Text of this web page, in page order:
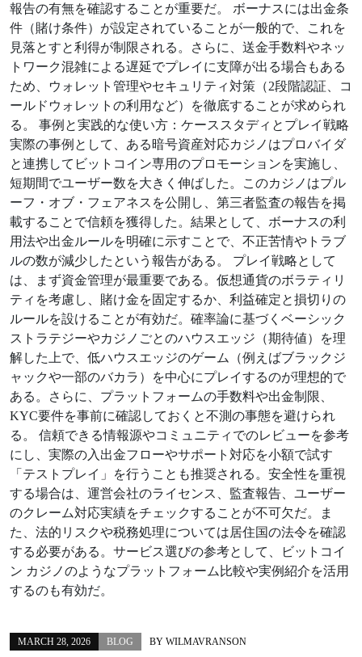
報告の有無を確認することが重要だ。 ボーナスには出金条
件（賭け条件）が設定されていることが一般的で、これを
見落とすと利得が制限される。さらに、送金手数料やネッ
トワーク混雑による遅延でプレイに支障が出る場合もある
ため、ウォレット管理やセキュリティ対策（2段階認証、コ
ールドウォレットの利用など）を徹底することが求められ
る。 事例と実践的な使い方：ケーススタディとプレイ戦略
実際の事例として、ある暗号資産対応カジノはプロバイダ
と連携してビットコイン専用のプロモーションを実施し、
短期間でユーザー数を大きく伸ばした。このカジノはプル
ーフ・オブ・フェアネスを公開し、第三者監査の報告を掲
載することで信頼を獲得した。結果として、ボーナスの利
用法や出金ルールを明確に示すことで、不正苦情やトラブ
ルの数が減少したという報告がある。 プレイ戦略として
は、まず資金管理が最重要である。仮想通貨のボラティリ
ティを考慮し、賭け金を固定するか、利益確定と損切りの
ルールを設けることが有効だ。確率論に基づくベーシック
ストラテジーやカジノごとのハウスエッジ（期待値）を理
解した上で、低ハウスエッジのゲーム（例えばブラックジ
ャックや一部のバカラ）を中心にプレイするのが理想的で
ある。さらに、プラットフォームの手数料や出金制限、
KYC要件を事前に確認しておくと不測の事態を避けられ
る。 信頼できる情報源やコミュニティでのレビューを参考
にし、実際の入出金フローやサポート対応を小額で試す
「テストプレイ」を行うことも推奨される。安全性を重視
する場合は、運営会社のライセンス、監査報告、ユーザー
のクレーム対応実績をチェックすることが不可欠だ。ま
た、法的リスクや税務処理については居住国の法令を確認
する必要がある。サービス選びの参考として、ビットコイ
ン カジノのようなプラットフォーム比較や実例紹介を活用
するのも有効だ。
MARCH 28, 2026 BLOG BY WILMAVRANSON